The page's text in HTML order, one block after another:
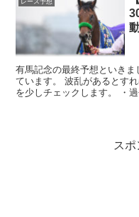
レース予想
有馬記念の最終予想といき
ています。 波乱があるとすれ
を少しチェックします。 ・
スポ